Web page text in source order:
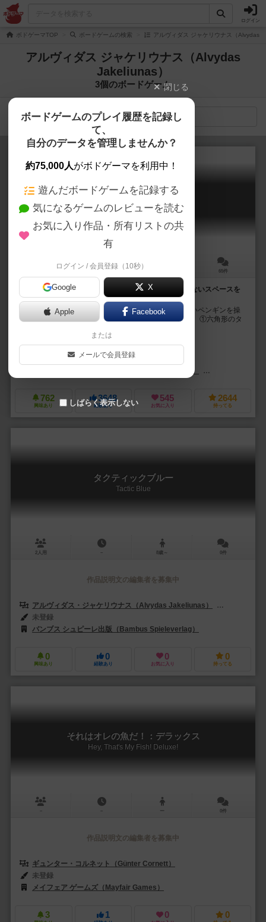
ログイン
ボドゲーマTOP ボードゲームの検索 アルヴィダス ジャケリウナス（Alvydas
アルヴィダス ジャケリウナス（Alvydas
Jakeliunas）
3個のボードゲーム
検索メニュー
それはオレの魚だ！
Packeis am Pol / Hey, That's My Fish!
20分前後 65件
ライバルを狭い氷上に孤立させ、自分だけしか得られないスペースを
作り魚を大量に獲得しよう！
『それは俺の魚だ！』は、北極でお腹を空かせた可愛いペンギンを操
ってライバルよりもたくさんの魚を集めるゲームです。 ①六角形のタ
ギュンター・コルネット（Günter Cornett）
フランソワ・ブリュエル（François Bruel）
バンブス シュピーレ出版（Bambus Spieleverlag）
762
興味あり
3648
経験あり
545
お気に入り
2644
持ってる
タクティックブルー
Tactic Blue
2人用 － 8歳～ 0件
作品説明文の編集者を募集中
アルヴィダス・ジャケリウナス（Alvydas Jakeliunas）
未登録
バンブス シュピーレ出版（Bambus Spieleverlag）
0
興味あり
0
経験あり
0
お気に入り
0
持ってる
それはオレの魚だ！：デラックス
Hey, That's My Fish! Deluxe!
－ － ー 0件
作品説明文の編集者を募集中
ギュンター・コルネット（Günter Cornett）
未登録
メイフェア ゲームズ（Mayfair Games）
3 1 0 0
閉じる
ボードゲームのプレイ履歴を記録し
て、
自分のデータを管理しませんか？
約75,000人がボドゲーマを利用中！
遊んだボードゲームを記録する
気になるゲームのレビューを読む
お気に入り作品・所有リストの共
有
ログイン / 会員登録（10秒）
Google X
Apple Facebook
または
メールで会員登録
しばらく表示しない